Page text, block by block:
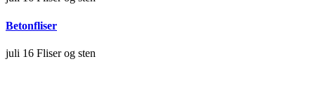
Betonfliser
juli 16 Fliser og sten